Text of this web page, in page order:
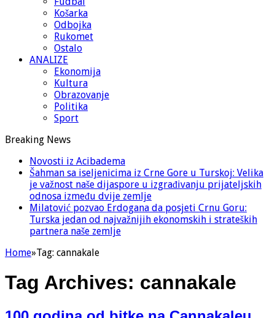
Košarka
Odbojka
Rukomet
Ostalo
ANALIZE
Ekonomija
Kultura
Obrazovanje
Politika
Sport
Breaking News
Novosti iz Acibadema
Šahman sa iseljenicima iz Crne Gore u Turskoj: Velika
je važnost naše dijaspore u izgrađivanju prijateljskih
odnosa između dvije zemlje
Milatović pozvao Erdogana da posjeti Crnu Goru:
Turska jedan od najvažnijih ekonomskih i strateških
partnera naše zemlje
Home»Tag: cannakale
Tag Archives: cannakale